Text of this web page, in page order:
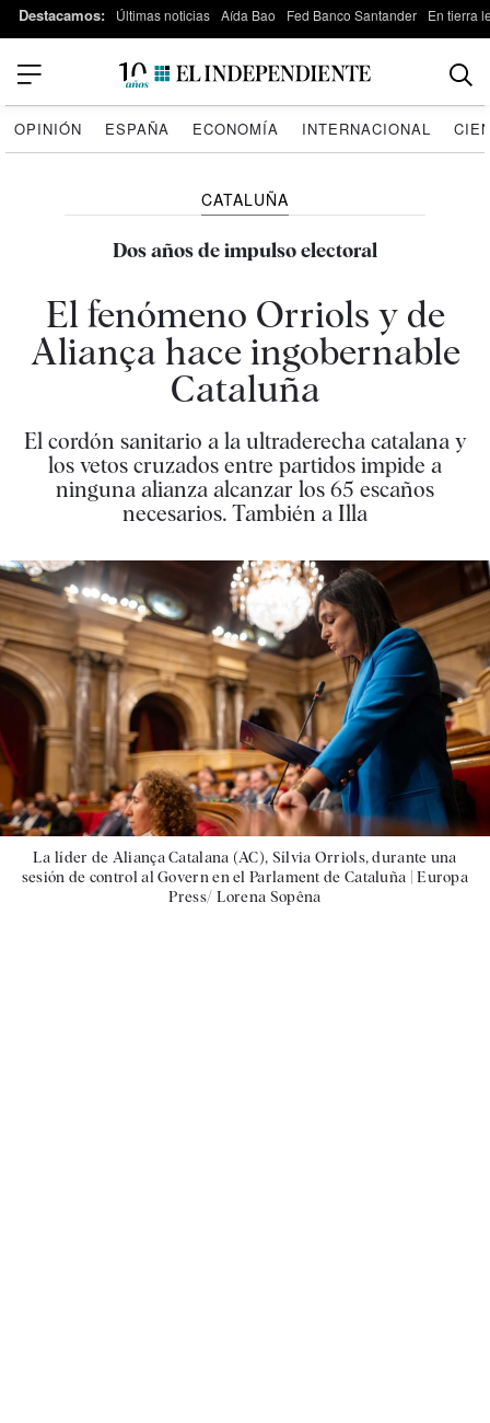
Destacamos: Últimas noticias Aída Bao Fed Banco Santander En tierra
OPINIÓN ESPAÑA ECONOMÍA INTERNACIONAL
CATALUÑA
Dos años de impulso electoral
El fenómeno Orriols y de
Aliança hace ingobernable
Cataluña
El cordón sanitario a la ultraderecha catalana y
los vetos cruzados entre partidos impide a
ninguna alianza alcanzar los 65 escaños
necesarios. También a Illa
La líder de Aliança Catalana (AC), Sílvia Orriols, durante una
sesión de control al Govern en el Parlament de Cataluña |Europa
Press/ Lorena Sopêna